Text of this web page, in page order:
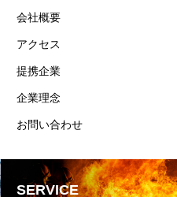
会社概要
アクセス
提携企業
企業理念
お問い合わせ
SERVICE